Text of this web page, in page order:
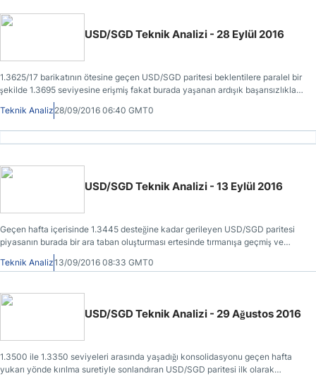
USD/SGD Teknik Analizi - 28 Eylül 2016
1.3625/17 barikatının ötesine geçen USD/SGD paritesi beklentilere paralel bir
şekilde 1.3695 seviyesine erişmiş fakat burada yaşanan ardışık başarısızlıklar
sonrasında 1.3510 seviyesine geri çekilmiştir.
Teknik Analiz 28/09/2016 06:40 GMT0
USD/SGD Teknik Analizi - 13 Eylül 2016
Geçen hafta içerisinde 1.3445 desteğine kadar gerileyen USD/SGD paritesi
piyasanın burada bir ara taban oluşturması ertesinde tırmanışa geçmiş ve
kayıplarının tamamını telafi etmiştir.
Teknik Analiz13/09/2016 08:33 GMT0
USD/SGD Teknik Analizi - 29 Ağustos 2016
1.3500 ile 1.3350 seviyeleri arasında yaşadığı konsolidasyonu geçen hafta
yukarı yönde kırılma suretiyle sonlandıran USD/SGD paritesi ilk olarak